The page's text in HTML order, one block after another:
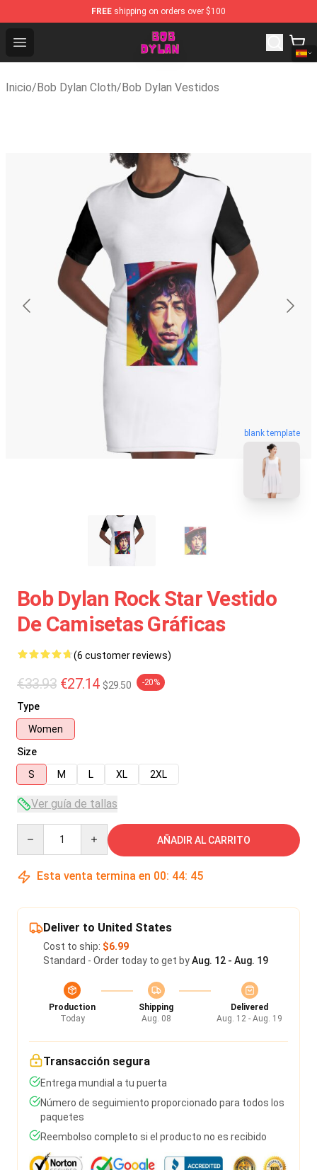
FREE shipping on orders over $100
Open menu
Bob Dylan Store - Official Bob Dylan Merchandise Shop
Inicio/Bob Dylan Cloth/Bob Dylan Vestidos
blank template
Bob Dylan Rock Star Vestido
De Camisetas Gráficas
(6 customer reviews)
€33.93 €27.14 $29.50 -20%
Type
Women
Size
S
M L XL 2XL
Ver guía de tallas
AÑADIR AL CARRITO
Esta venta termina en 00: 44: 45
Deliver to United States
Cost to ship: $6.99
Standard - Order today to get byAug. 12 - Aug. 19
Production
Today
Shipping
Aug. 08
Delivered
Aug. 12 - Aug. 19
Transacción segura
Entrega mundial a tu puerta
Número de seguimiento proporcionado para todos los
paquetes
Reembolso completo si el producto no es recibido